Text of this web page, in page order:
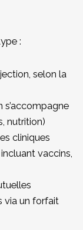
:
selon la
nutrition)
cliniques
vaccins,
via un forfait